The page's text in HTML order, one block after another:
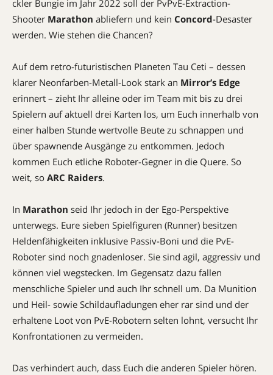
ckler Bungie im Jahr 2022 soll der PvPvE-Extraction-
Shooter Marathon abliefern und kein Concord-Desaster
werden. Wie stehen die Chancen?
Auf dem retro-futuristischen Planeten Tau Ceti – dessen
klarer Neonfarben-Metall-Look stark an Mirror’s Edge
erinnert – zieht Ihr alleine oder im Team mit bis zu drei
Spielern auf aktuell drei Karten los, um Euch innerhalb von
einer halben Stunde wertvolle ­Beute zu schnappen und
über spawnende Ausgänge zu entkommen. Jedoch
kommen Euch ­etliche Roboter-Gegner in die Quere. So
weit, so ARC Raiders.
In Marathon seid Ihr jedoch in der Ego-Perspektive
unterwegs. Eure sieben Spielfiguren (Runner) besitzen
Heldenfähigkeiten inklusive Passiv-Boni und die PvE-
Roboter sind noch gnadenloser. Sie sind agil, aggressiv und
können viel wegstecken. Im Gegensatz dazu fallen
menschliche Spieler und auch Ihr schnell um. Da Munition
und Heil- sowie Schildaufladungen eher rar sind und der
erhaltene Loot von PvE-Robotern selten lohnt, versucht Ihr
Konfrontationen zu vermeiden.
Das verhindert auch, dass Euch die anderen Spieler hören.